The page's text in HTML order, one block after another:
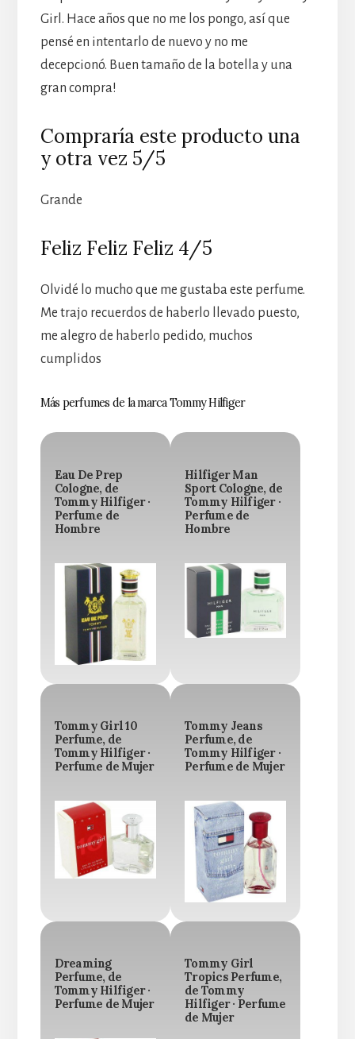
Girl. Hace años que no me los pongo, así que
pensé en intentarlo de nuevo y no me
decepcionó. Buen tamaño de la botella y una
gran compra!
Compraría este producto una
y otra vez 5/5
Grande
Feliz Feliz Feliz 4/5
Olvidé lo mucho que me gustaba este perfume.
Me trajo recuerdos de haberlo llevado puesto,
me alegro de haberlo pedido, muchos
cumplidos
Más perfumes de la marca Tommy Hilfiger
Eau De Prep
Cologne, de
Tommy Hilfiger ·
Perfume de
Hombre
Hilfiger Man
Sport Cologne, de
Tommy Hilfiger ·
Perfume de
Hombre
Tommy Girl 10
Perfume, de
Tommy Hilfiger ·
Perfume de Mujer
Tommy Jeans
Perfume, de
Tommy Hilfiger ·
Perfume de Mujer
Dreaming
Perfume, de
Tommy Hilfiger ·
Perfume de Mujer
Tommy Girl
Tropics Perfume,
de Tommy
Hilfiger · Perfume
de Mujer